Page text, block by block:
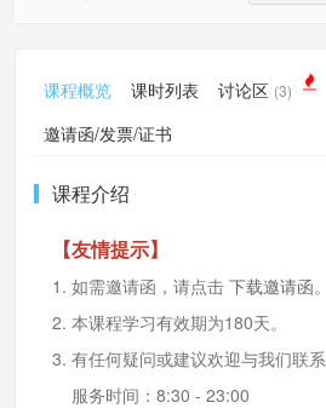
课程概览 课时列表 讨论区 (3)
邀请函/发票/证书
课程介绍
【友情提示】
1. 如需邀请函，请点击 下载邀请函。
2. 本课程学习有效期为180天。
3. 有任何疑问或建议欢迎与我们联系
服务时间：8:30 - 23:00